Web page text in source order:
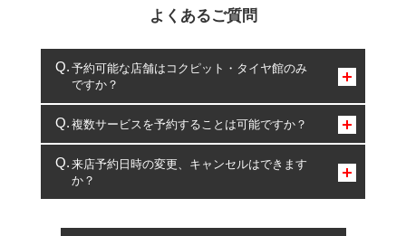
よくあるご質問
予約可能な店舗はコクピット・タイヤ館のみ
ですか？
コクピット・タイヤ館のみとなります。
複数サービスを予約することは可能ですか？
複数サービスのご予約は可能です。
一部の商品・サービスの組み合わせに限り、同時にご予約が
出来ないものもございます。
来店予約日時の変更、キャンセルはできます
か？